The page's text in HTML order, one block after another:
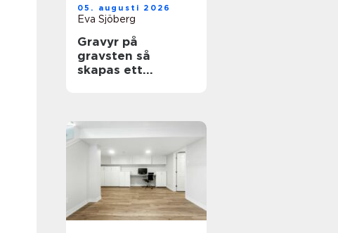
05. augusti 2026
Eva Sjöberg
Gravyr på
gravsten så
skapas ett